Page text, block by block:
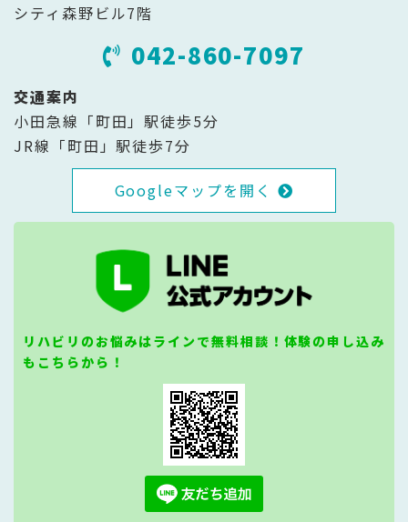
シティ森野ビル7階
042-860-7097
交通案内
小田急線「町田」駅徒歩5分
JR線「町田」駅徒歩7分
Googleマップを開く
リハビリのお悩みはラインで無料相談！体験の申し込み
もこちらから！